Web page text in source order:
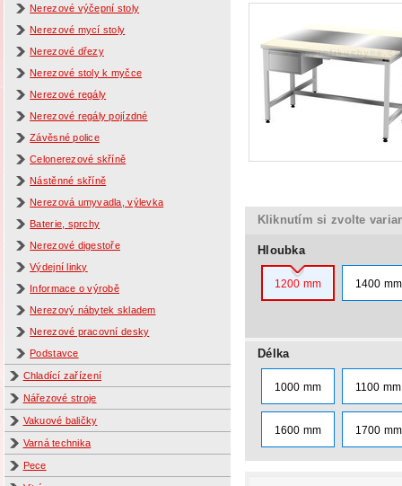
Nerezové výčepní stoly
Nerezové mycí stoly
Nerezové dřezy
Nerezové stoly k myčce
Nerezové regály
Nerezové regály pojízdné
Závěsné police
Celonerezové skříně
Nástěnné skříně
Nerezová umyvadla, výlevka
Baterie, sprchy
Nerezové digestoře
Výdejní linky
Informace o výrobě
Nerezový nábytek skladem
Nerezové pracovní desky
Podstavce
Chladící zařízení
Nářezové stroje
Vakuové baličky
Varná technika
Pece
Kliknutím si zvolte
Hloubka
1200 mm 1400 mm
Délka
1000 mm 1100 mm
1600 mm 1700 mm